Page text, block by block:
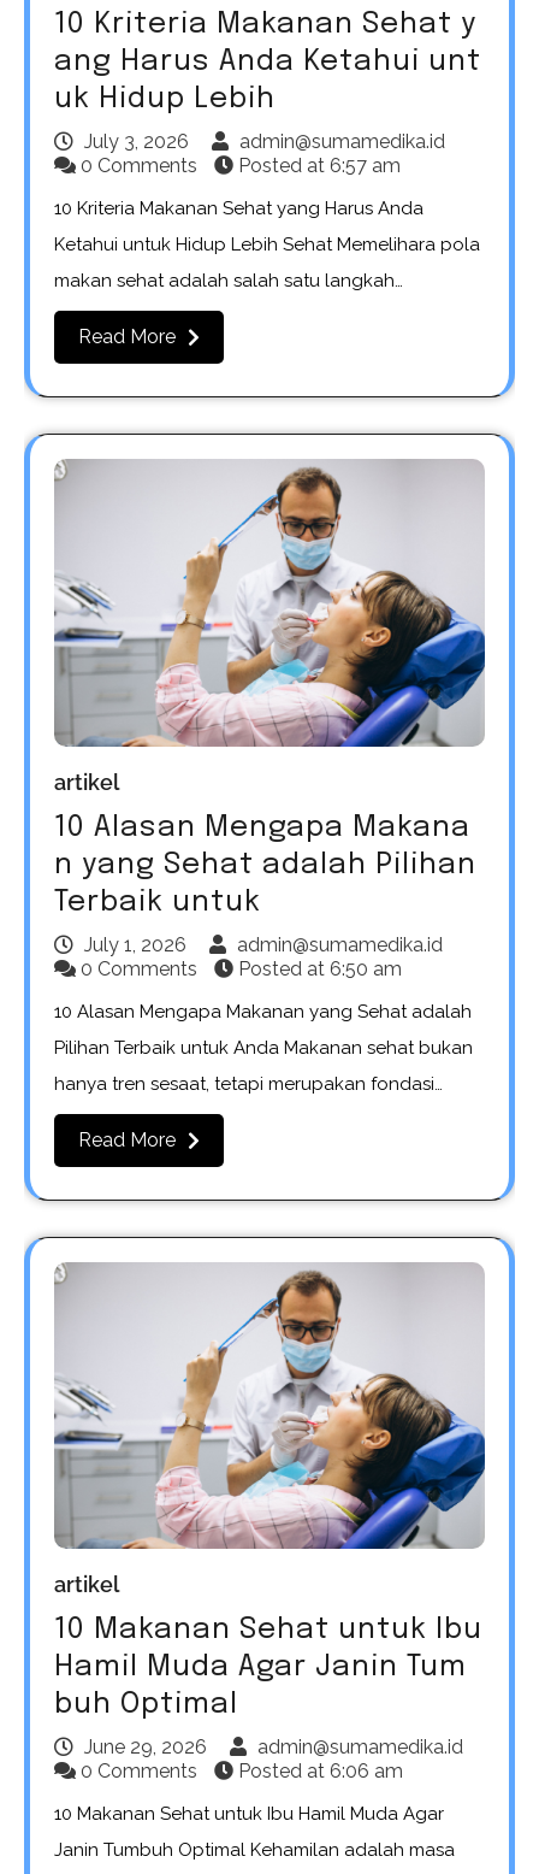
10 Kriteria Makanan Sehat y
ang Harus Anda Ketahui unt
uk Hidup Lebih
July 3, 2026
admin@sumamedika.id
0 Comments
Posted at 6:57 am
10 Kriteria Makanan Sehat yang Harus Anda
Ketahui untuk Hidup Lebih Sehat Memelihara pola
makan sehat adalah salah satu langkah…
Read More
artikel
10 Alasan Mengapa Makana
n yang Sehat adalah Pilihan
Terbaik untuk
July 1, 2026
admin@sumamedika.id
0 Comments
Posted at 6:50 am
10 Alasan Mengapa Makanan yang Sehat adalah
Pilihan Terbaik untuk Anda Makanan sehat bukan
hanya tren sesaat, tetapi merupakan fondasi…
Read More
artikel
10 Makanan Sehat untuk Ibu
Hamil Muda Agar Janin Tum
buh Optimal
June 29, 2026
admin@sumamedika.id
0 Comments
Posted at 6:06 am
10 Makanan Sehat untuk Ibu Hamil Muda Agar
Janin Tumbuh Optimal Kehamilan adalah masa